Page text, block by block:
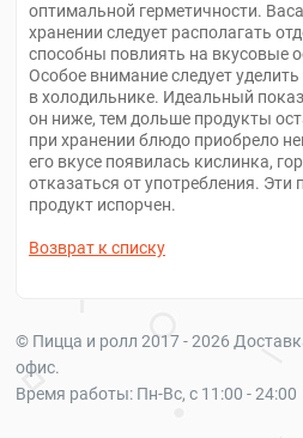
оптимальной герметичности.
хранении следует располагать
способны повлиять на вкусовые
Особое внимание следует
в холодильнике. Идеальный
он ниже, тем дольше продукты
при хранении блюдо приобрело
его вкусе появилась кислинка,
отказаться от употребления.
продукт испорчен.
Возврат к списку
© Пицца и ролл 2017 - 2026
офис.
Время работы: Пн-Вс, с 11:00 - 24:00